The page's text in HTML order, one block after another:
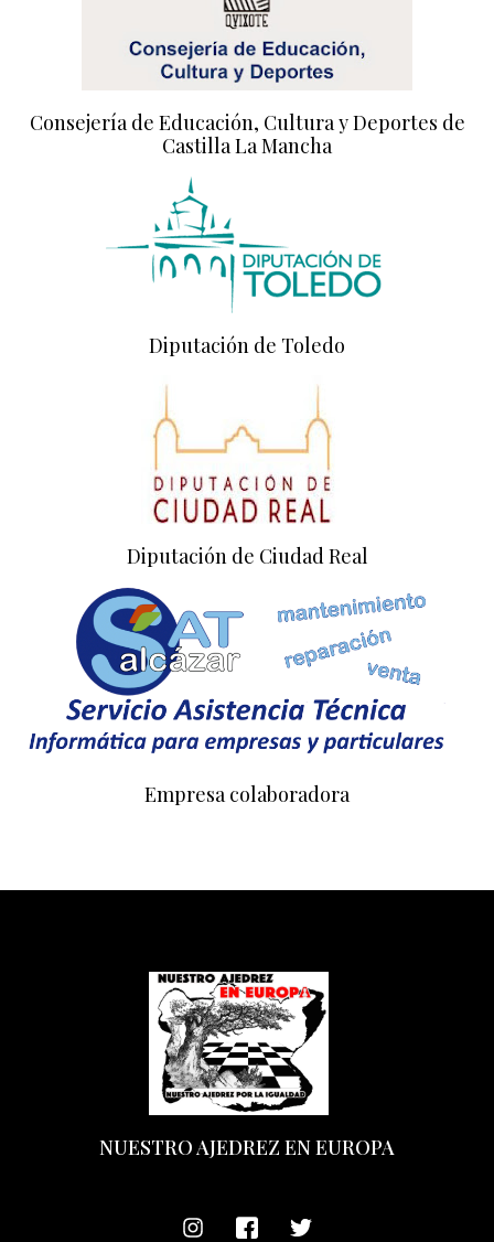
Consejería de Educación, Cultura y Deportes de
Castilla La Mancha
Diputación de Toledo
Diputación de Ciudad Real
Empresa colaboradora
NUESTRO AJEDREZ EN EUROPA